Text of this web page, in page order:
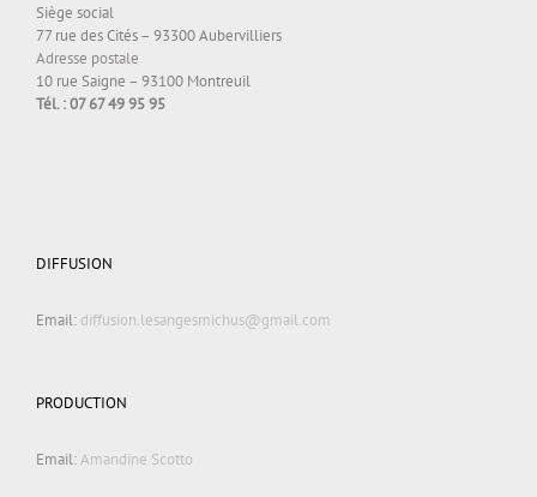
Siège social
77 rue des Cités – 93300 Aubervilliers
Adresse postale
10 rue Saigne – 93100 Montreuil
Tél. : 07 67 49 95 95
DIFFUSION
Email: diffusion.lesangesmichus@gmail.com
PRODUCTION
Email:Amandine Scotto